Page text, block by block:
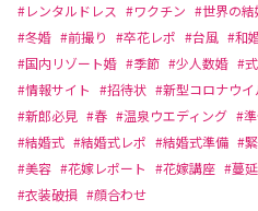
#レンタルドレス #ワクチン #世界の結
#冬婚 #前撮り #卒花レポ #台風 #和
#国内リゾート婚 #季節 #少人数婚 #
#情報サイト #招待状 #新型コロナウイ
#新郎必見 #春 #温泉ウエディング #
#結婚式 #結婚式レポ #結婚式準備 #
#美容 #花嫁レポート #花嫁講座 #蔓
#衣装破損 #顔合わせ